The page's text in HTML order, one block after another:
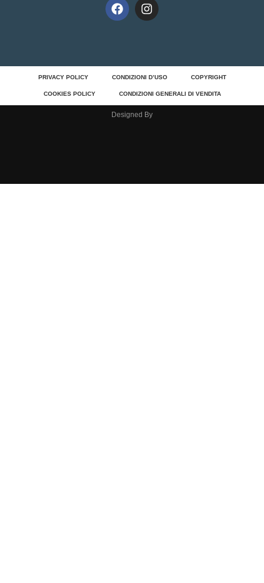
PRIVACY POLICY CONDIZIONI D’USO COPYRIGHT
COOKIES POLICY CONDIZIONI GENERALI DI VENDITA
Designed By